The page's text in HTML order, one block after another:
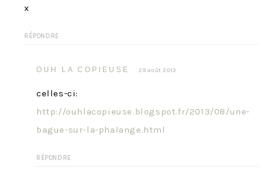
x
RÉPONDRE
OUH LA COPIEUSE 29 août 2013
celles-ci:
http://ouhlacopieuse.blogspot.fr/2013/08/une-
bague-sur-la-phalange.html
RÉPONDRE